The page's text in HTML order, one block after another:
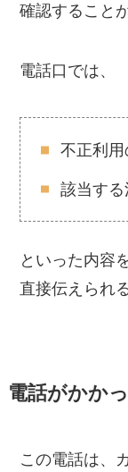
確認すること
電話口では、
不正利
該当す
といった内容
直接伝えられ
電話がかか
この電話は、